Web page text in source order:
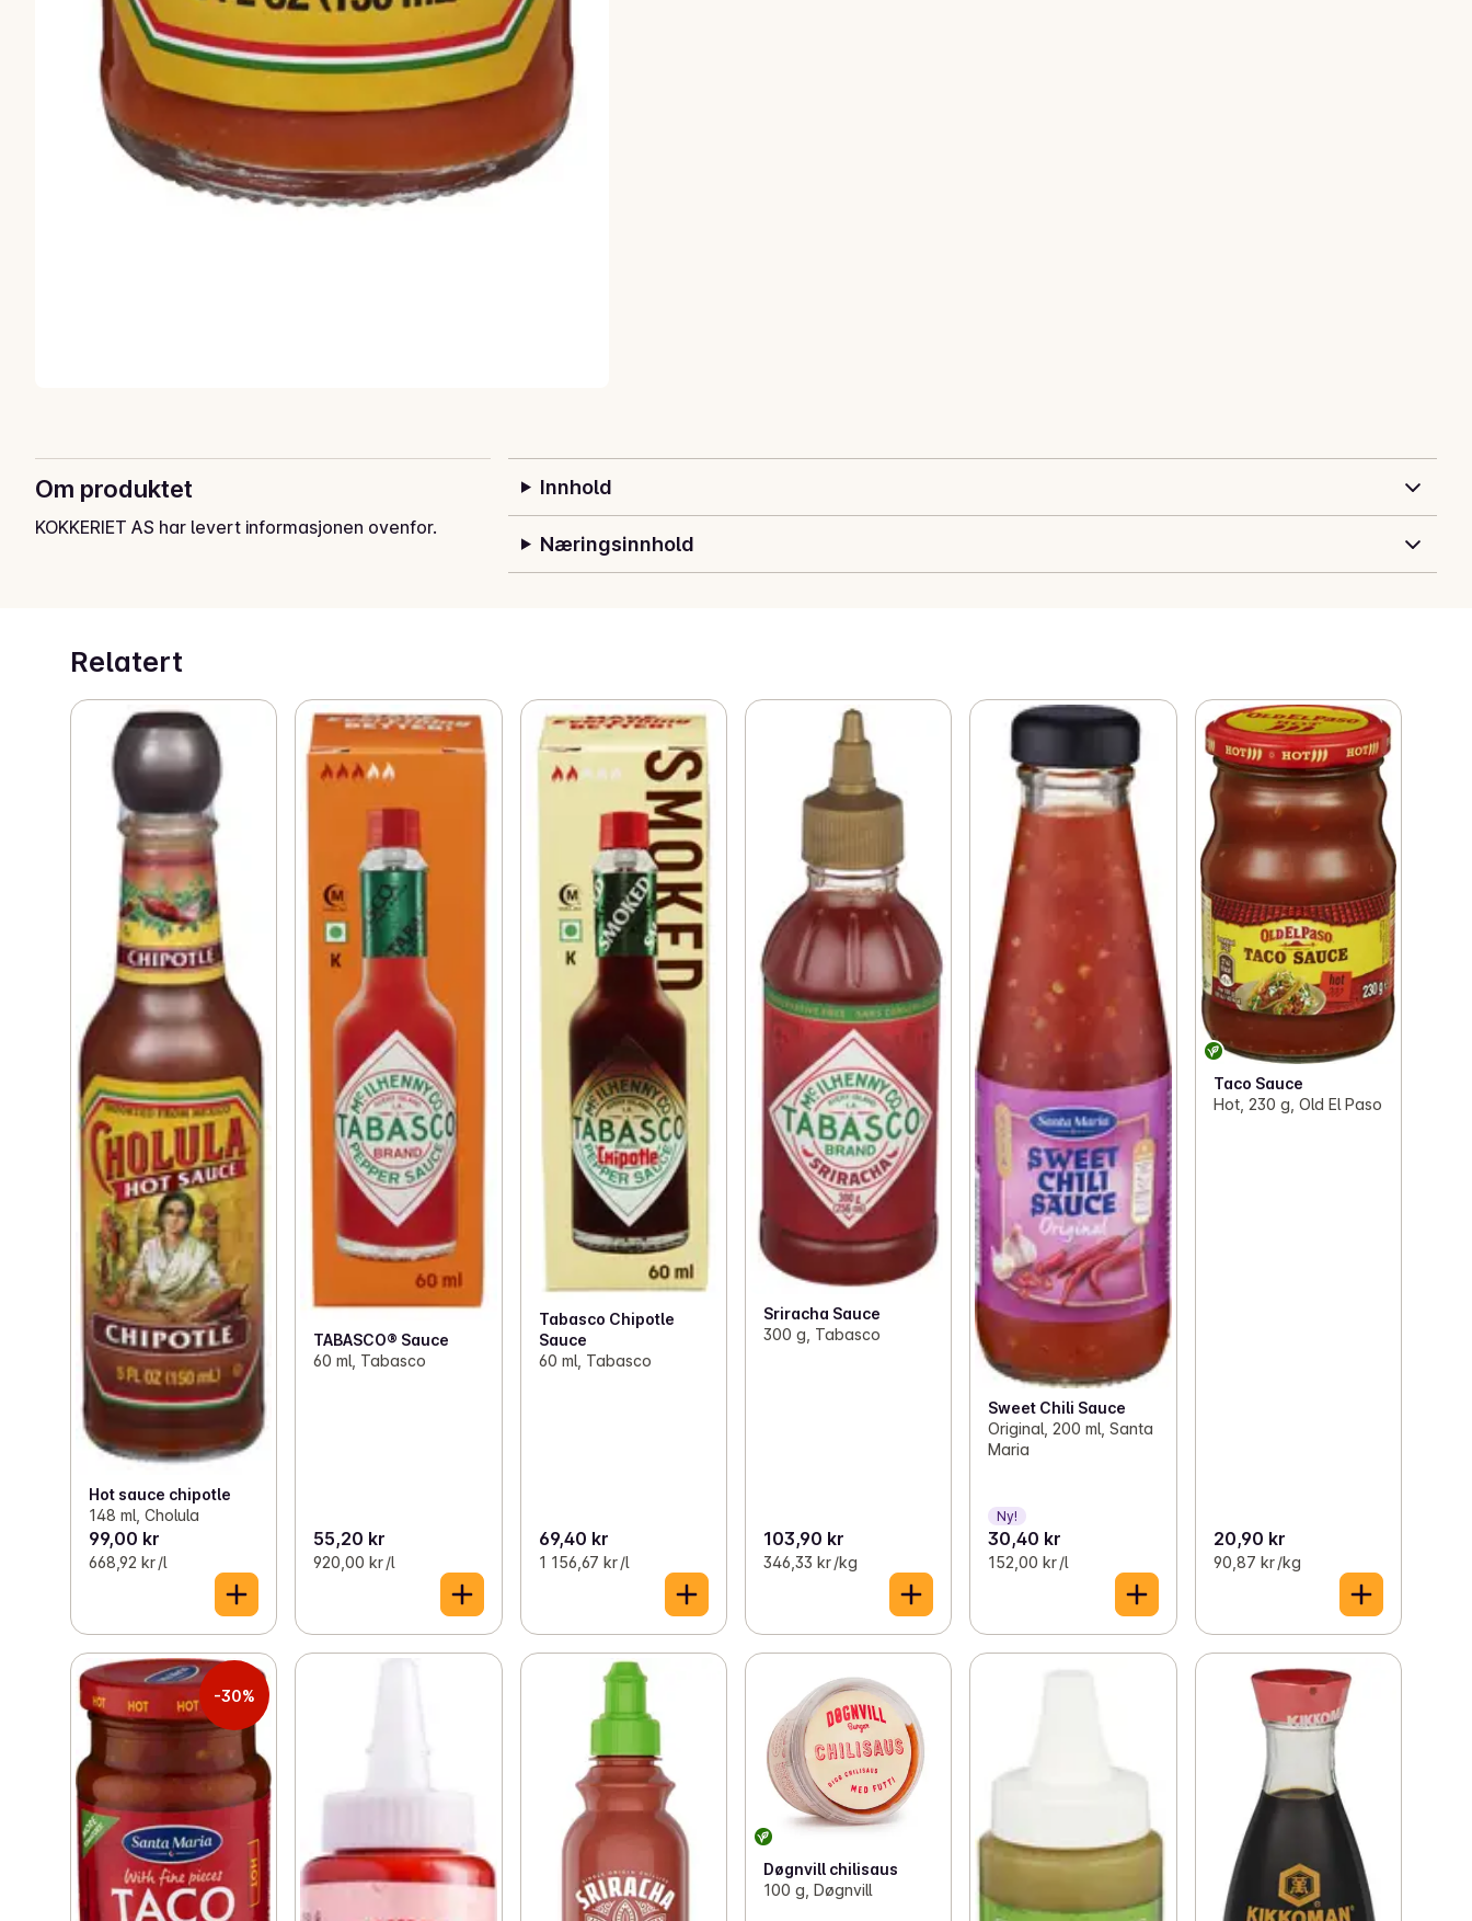
Om produktet
KOKKERIET AS har levert informasjonen ovenfor.
Innhold
Næringsinnhold
Relatert
Hot sauce chipotle
148 ml, Cholula
99,00 kr
668,92 kr /l
TABASCO® Sauce
60 ml, Tabasco
55,20 kr
920,00 kr /l
Tabasco Chipotle
Sauce
60 ml, Tabasco
69,40 kr
1 156,67 kr /l
Sriracha Sauce
300 g, Tabasco
103,90 kr
346,33 kr /kg
Sweet Chili Sauce
Original, 200 ml, Santa
Maria
Ny!
30,40 kr
152,00 kr /l
Taco Sauce
Hot, 230 g, Old El Paso
20,90 kr
90,87 kr /kg
-30%
Døgnvill chilisaus
100 g, Døgnvill